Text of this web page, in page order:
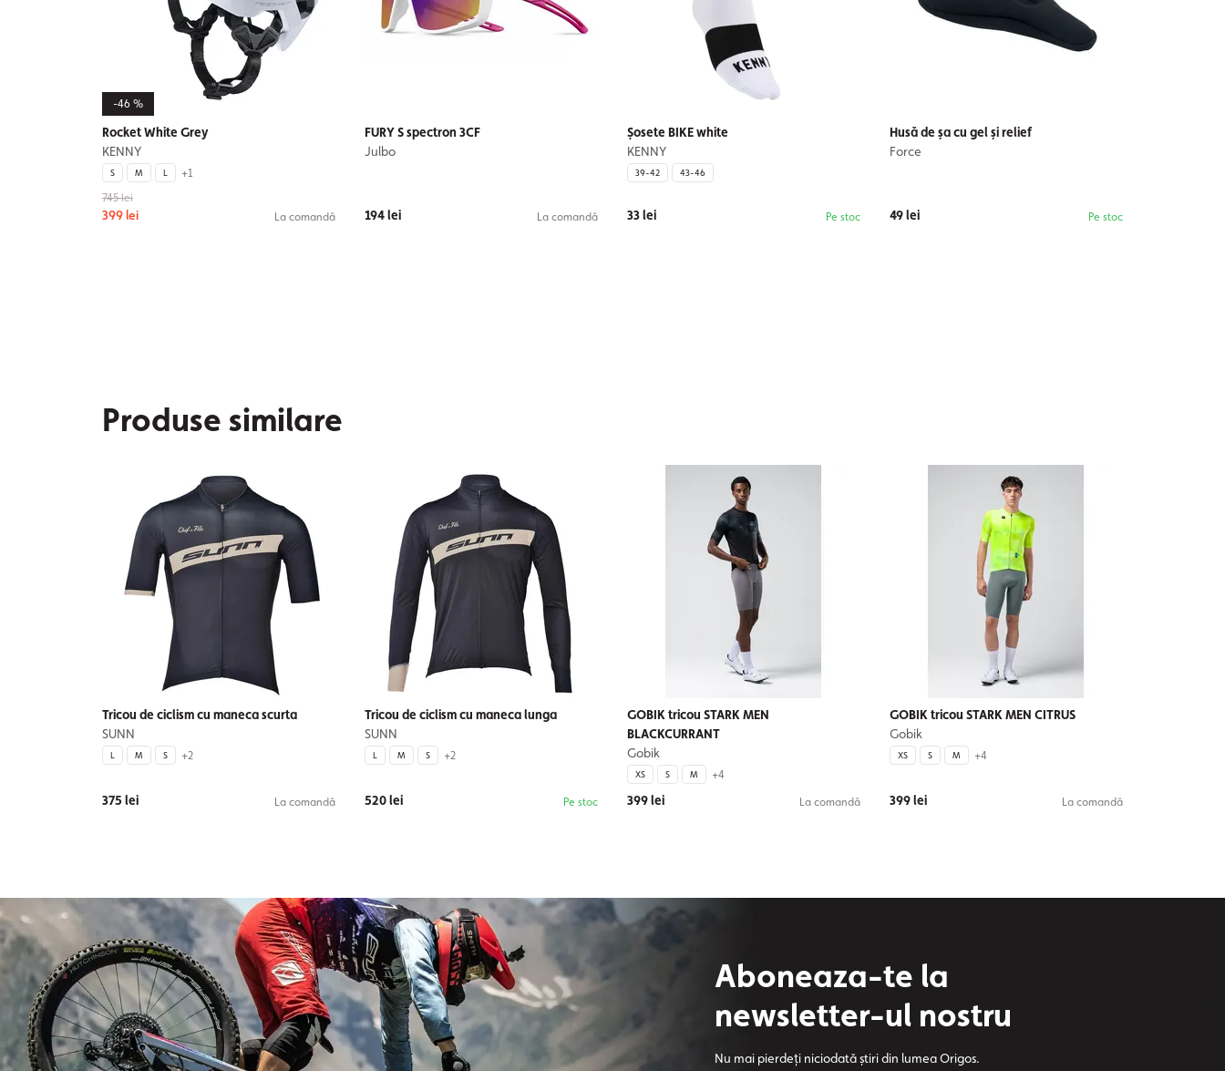
-46 %
Rocket White Grey
KENNY
S M L
+1
745 lei
399 lei La comandă
FURY S spectron 3CF
Julbo
194 lei La comandă
Șosete BIKE white
KENNY
39-42 43-46
33 lei Pe stoc
Husă de șa cu gel și relief
Force
49 lei Pe stoc
Produse similare
Tricou de ciclism cu maneca scurta
SUNN
L M S +2
375 lei La comandă
Tricou de ciclism cu maneca lunga
SUNN
L M S +2
520 lei Pe stoc
GOBIK tricou STARK MEN
BLACKCURRANT
Gobik
XS S M +4
399 lei La comandă
GOBIK tricou STARK MEN CITRUS
Gobik
XS S M +4
399 lei La comandă
Aboneaza-te la
newsletter-ul nostru
Nu mai pierdeți niciodată știri din lumea Origos.